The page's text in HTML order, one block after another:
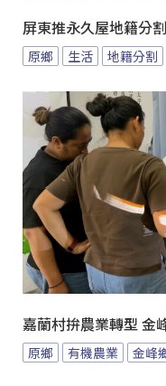
屏東推永久屋地籍分
原鄉 生活 地籍分割
嘉蘭村拚農業轉型 金
原鄉 有機農業 金峰